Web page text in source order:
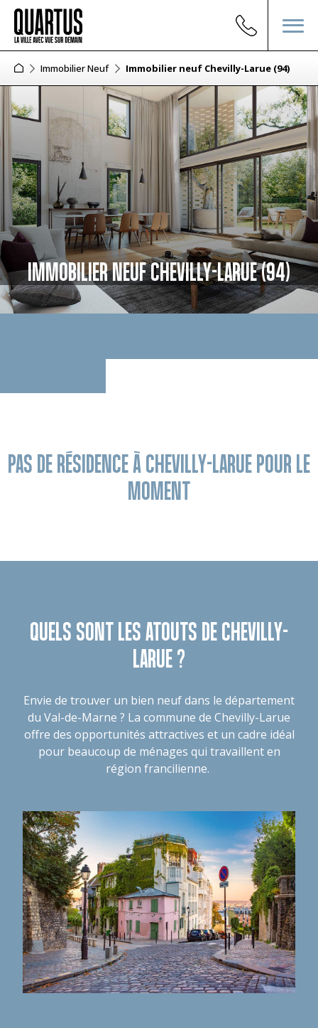
Immobilier Neuf Immobilier neuf Chevilly-Larue (94)
IMMOBILIER NEUF CHEVILLY-LARUE (94)
PAS DE RÉSIDENCE À CHEVILLY-LARUE POUR LE
MOMENT
QUELS SONT LES ATOUTS DE CHEVILLY-
LARUE ?
Envie de trouver un bien neuf dans le département
du Val-de-Marne ? La commune de Chevilly-Larue
offre des opportunités attractives et un cadre idéal
pour beaucoup de ménages qui travaillent en
région francilienne.